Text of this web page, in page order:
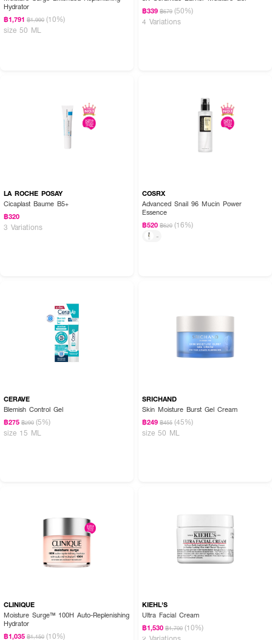
· ตอบโจทย์ผิวขาดน้ำ
ผิวแพ้ง่ายใช้ได้ทุกวัน
· FDA Registration No. : 74-1-6800032908
How To Use :
Hydrator
฿1,791 ฿1,990 (10%)
size 50 ML
฿339 ฿679 (50%)
4 Variations
LA ROCHE POSAY
Cicaplast Baume B5+
฿320
3 Variations
COSRX
Advanced Snail 96 Mucin Power
Essence
฿520 ฿620 (16%)
-
CERAVE
Blemish Control Gel
฿275 ฿290 (5%)
size 15 ML
SRICHAND
Skin Moisture Burst Gel Cream
฿249 ฿455 (45%)
size 50 ML
CLINIQUE
Moisture Surge™ 100H Auto-Replenishing
Hydrator
฿1,035 ฿1,150 (10%)
KIEHL'S
Ultra Facial Cream
฿1,530 ฿1,700 (10%)
2 Variations